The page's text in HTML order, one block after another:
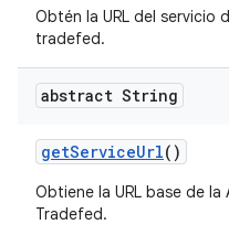
Obtén la URL del servicio
tradefed.
abstract String
getServiceUrl()
Obtiene la URL base de la
Tradefed.